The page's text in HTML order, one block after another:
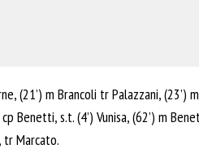
(21’) m Brancoli tr Palazzani, (23’)
Benetti, s.t. (4’) Vunisa, (62’) m
tr Marcato.